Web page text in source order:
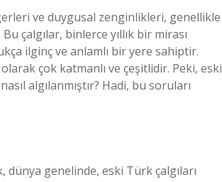
ve duygusal zenginlikleri, genellikle
çalgılar, binlerce yıllık bir mirası
ilginç ve anlamlı bir yere sahiptir.
çok katmanlı ve çeşitlidir. Peki, eski
algılanmıştır? Hadi, bu soruları
genelinde, eski Türk çalgıları